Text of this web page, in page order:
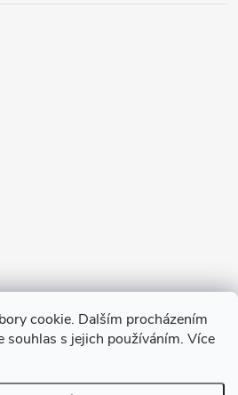
cookie. Dalším procházením
souhlas s jejich používáním. Více